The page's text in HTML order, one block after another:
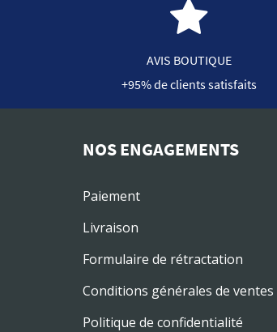
AVIS BOUTIQUE
+95% de clients satisfaits
NOS ENGAGEMENTS
Paiement
Livraison
Formulaire de rétractation
Conditions générales de ventes
Politique de confidentialité